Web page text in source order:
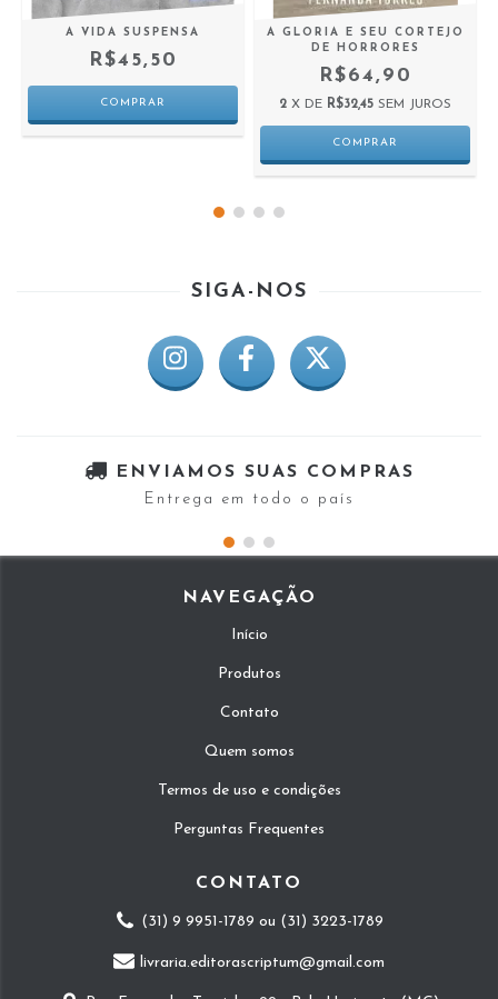
A VIDA SUSPENSA
R$45,50
A GLORIA E SEU CORTEJO
DE HORRORES
R$64,90
2 X DE R$32,45 SEM JUROS
SIGA-NOS
ENVIAMOS SUAS COMPRAS
Entrega em todo o país
NAVEGAÇÃO
Início
Produtos
Contato
Quem somos
Termos de uso e condições
Perguntas Frequentes
CONTATO
(31) 9 9951-1789 ou (31) 3223-1789
livraria.editorascriptum@gmail.com